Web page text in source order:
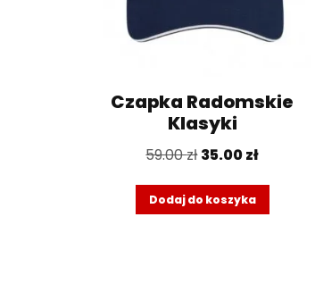
Czapka Radomskie
Klasyki
59.00zł 35.00zł
Dodaj do koszyka